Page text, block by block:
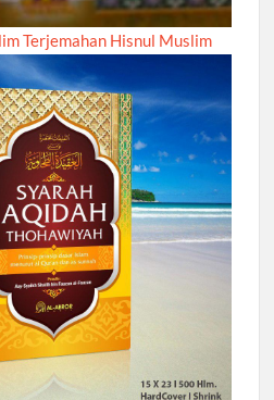
Terjemahan Hisnul Muslim